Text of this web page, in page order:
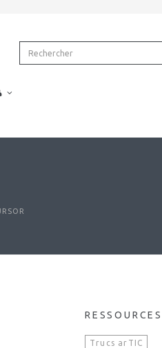
RESSOURCES
Trucs arTIC